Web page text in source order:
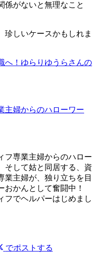
係がないと無理なこと
珍しいケースかもしれま
へ！ゆらりゆうらさんの
主婦からのハローワー
フ専業主婦からのハロー
そして姑と同居する、資
業主婦が、独り立ちを目
おかんとして奮闘中！
フでヘルパーはじめまし
でポストする